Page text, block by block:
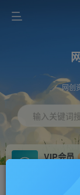
网创
输入关键词
VIP会员